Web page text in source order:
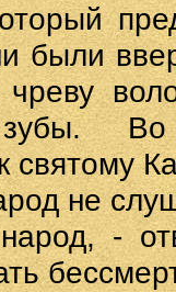
были
святому
не
-